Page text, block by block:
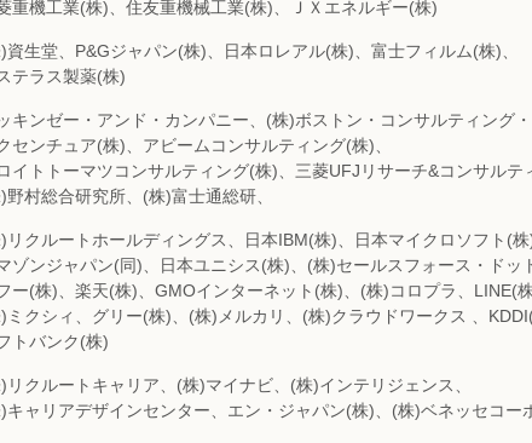
重機工業(株)、住友重機械工業(株)、ＪＸエネルギー(株)
資生堂、P&Gジャパン(株)、日本ロレアル(株)、富士フィルム(株)、
テラス製薬(株)
キンゼー・アンド・カンパニー、(株)ボストン・コンサルティング・
センチュア(株)、アビームコンサルティング(株)、
イトトーマツコンサルティング(株)、三菱UFJリサーチ&コンサルテ
野村総合研究所、(株)富士通総研、
リクルートホールディングス、日本IBM(株)、日本マイクロソフト(株)
ゾンジャパン(同)、日本ユニシス(株)、(株)セールスフォース・ドッ
ー(株)、楽天(株)、GMOインターネット(株)、(株)コロプラ、LINE(株
ミクシィ、グリー(株)、(株)メルカリ、(株)クラウドワークス 、KDDI(
トバンク(株)
リクルートキャリア、(株)マイナビ、(株)インテリジェンス、
キャリアデザインセンター、エン・ジャパン(株)、(株)ベネッセコー